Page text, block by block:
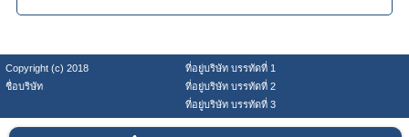
Copyright (c) 2018
ที่อยู่บริษัท บรรทัดที่ 1
ชื่อบริษัท
ที่อยู่บริษัท บรรทัดที่ 2
ที่อยู่บริษัท บรรทัดที่ 3